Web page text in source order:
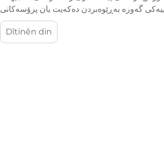
گه‌وره‌ بەڕێوه‌بردن ده‌که‌یت یان پرۆسه‌کانی
Dîtinên din